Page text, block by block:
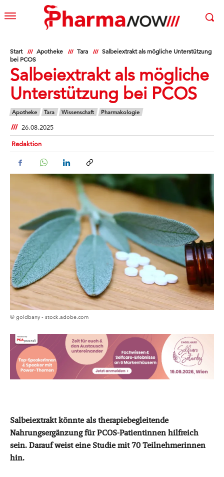
Start Apotheke Tara
Salbeiextrakt als mögliche Unterstützung
bei PCOS
Salbeiextrakt als mögliche
Unterstützung bei PCOS
Apotheke Tara Wissenschaft Pharmakologie
26.08.2025
Redaktion
© goldbany - stock.adobe.com
Salbeiextrakt könnte als therapiebegleitende
Nahrungsergänzung für PCOS-Patientinnen hilfreich
sein. Darauf weist eine Studie mit 70 Teilnehmerinnen
hin.